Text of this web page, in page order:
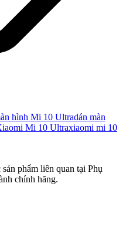
hình Mi 10 Ultradán màn
Mi 10 Ultraxiaomi mi 10
sản phẩm liên quan tại Phụ
chính hãng.